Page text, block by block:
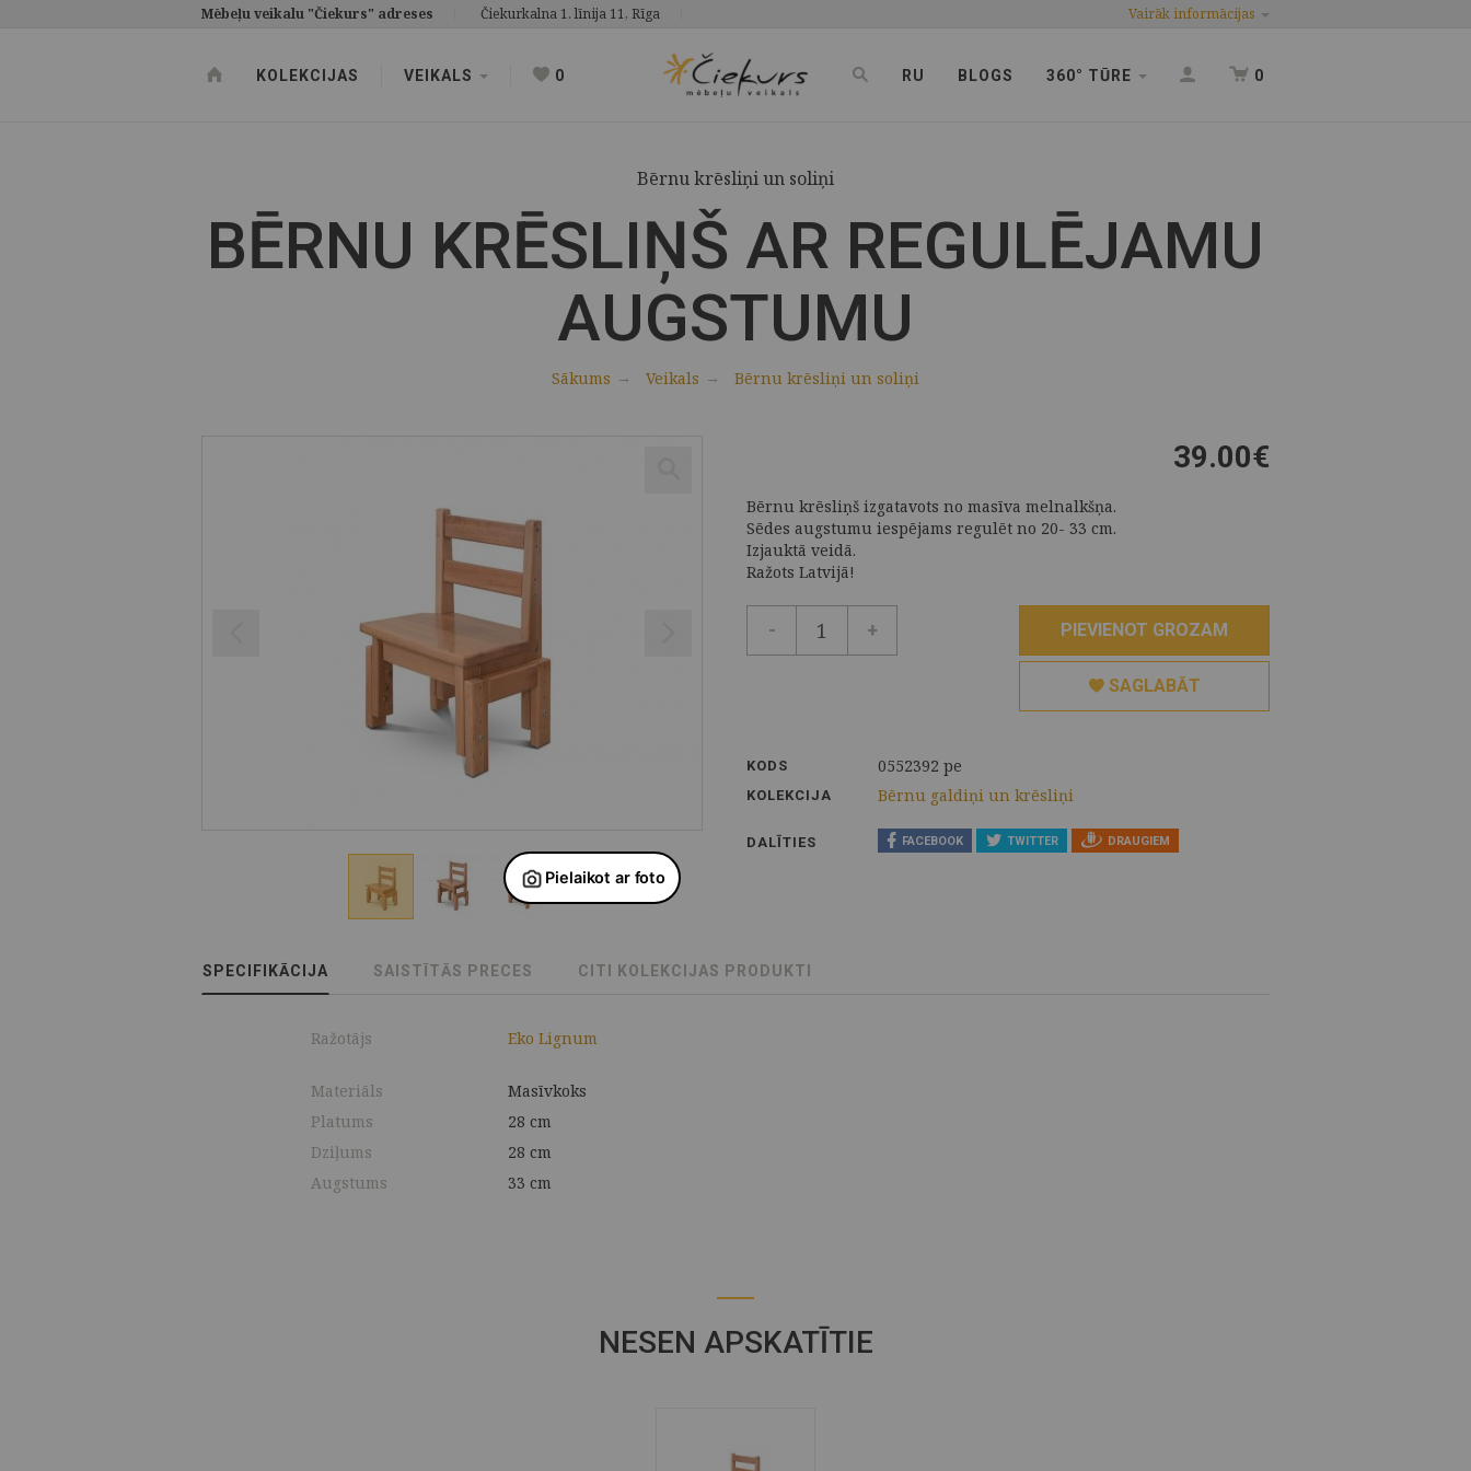
Vairāk informācijas
Mēbeļu veikalu "Čiekurs" adreses Čiekurkalna 1. līnija 11, Rīga
KOLEKCIJAS VEIKALS 0 RU BLOGS 360° TŪRE 0
Bērnu krēsliņi un soliņi
BĒRNU KRĒSLIŅŠ AR REGULĒJAMU
AUGSTUMU
Sākums Veikals Bērnu krēsliņi un soliņi
39.00€
Bērnu krēsliņš izgatavots no masīva melnalkšņa.
Sēdes augstumu iespējams regulēt no 20- 33 cm.
Izjauktā veidā.
Ražots Latvijā!
- + PIEVIENOT GROZAM
SAGLABĀT
KODS 0552392 pe
KOLEKCIJA Bērnu galdiņi un krēsliņi
DALĪTIES FACEBOOK TWITTER DRAUGIEM
SPECIFIKĀCIJA SAISTĪTĀS PRECES CITI KOLEKCIJAS PRODUKTI
Ražotājs Eko Lignum
Materiāls
Masīvkoks
Platums
28 cm
Dziļums
28 cm
Augstums
33 cm
NESEN APSKATĪTIE